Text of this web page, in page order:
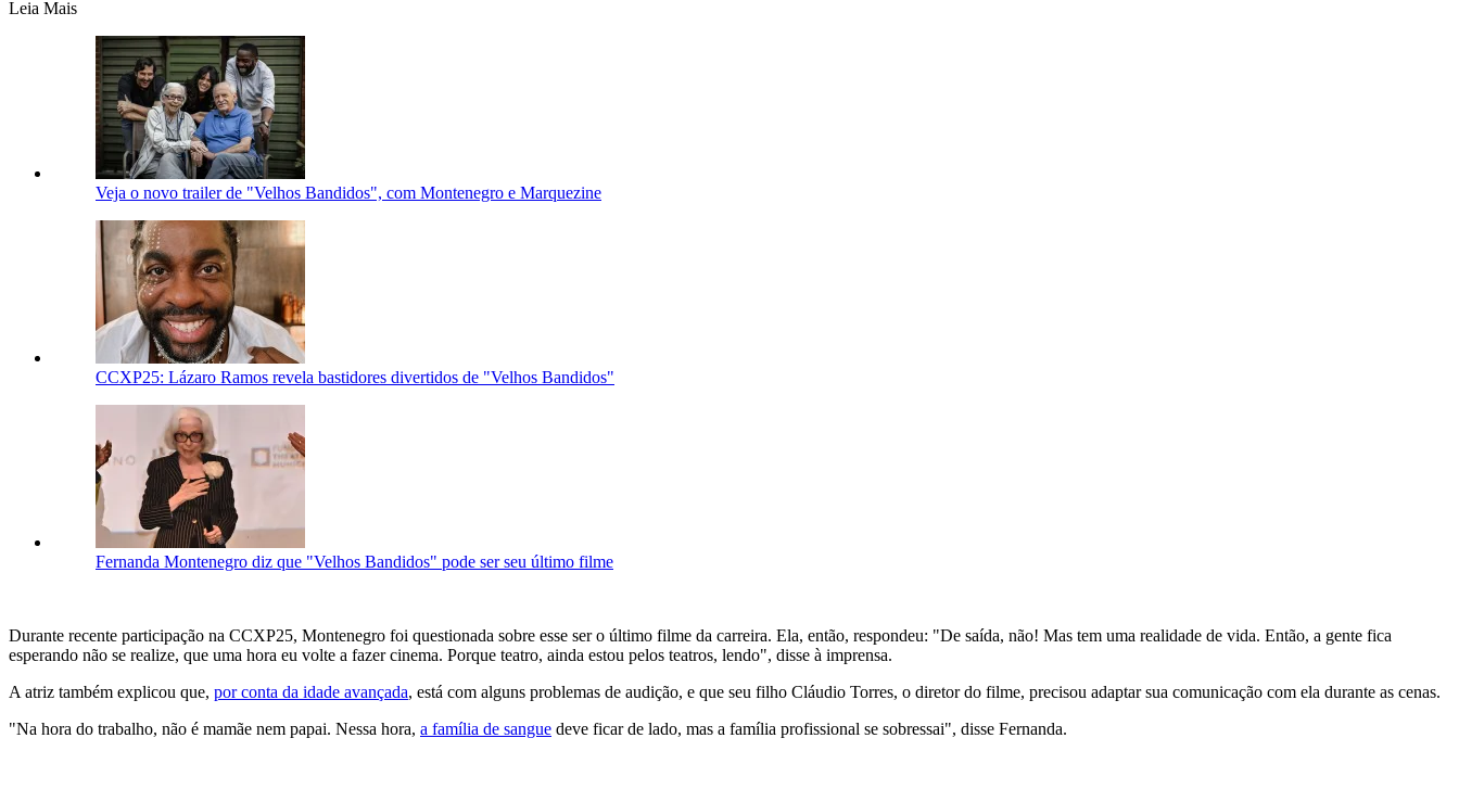
Leia Mais
Veja o novo trailer de "Velhos Bandidos", com Montenegro e Marquezine
CCXP25: Lázaro Ramos revela bastidores divertidos de "Velhos Bandidos"
Fernanda Montenegro diz que "Velhos Bandidos" pode ser seu último filme
Durante recente participação na CCXP25, Montenegro foi questionada sobre esse ser o último filme da carreira. Ela, então, respondeu: "De saída, não! Mas tem uma realidade de vida. Então, a gente fica
esperando não se realize, que uma hora eu volte a fazer cinema. Porque teatro, ainda estou pelos teatros, lendo", disse à imprensa.
A atriz também explicou que, por conta da idade avançada, está com alguns problemas de audição, e que seu filho Cláudio Torres, o diretor do filme, precisou adaptar sua comunicação com ela durante as cenas.
"Na hora do trabalho, não é mamãe nem papai. Nessa hora, a família de sangue deve ficar de lado, mas a família profissional se sobressai", disse Fernanda.